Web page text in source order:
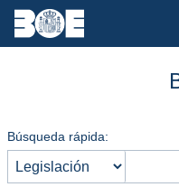
Búsqueda rápida: